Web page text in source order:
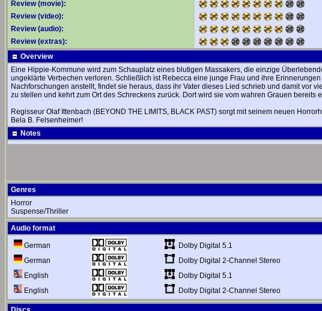
Review (movie):
Review (video):
Review (audio):
Review (extras):
Overview
Eine Hippie-Kommune wird zum Schauplatz eines blutigen Massakers, die einzige
ungeklärte Verbechen verloren. Schließlich ist Rebecca eine junge Frau und ihre
Nachforschungen anstellt, findet sie heraus, dass ihr Vater dieses Lied schrieb und damit vor
zu stellen und kehrt zum Ort des Schreckens zurück. Dort wird sie vom wahren Grauen bereits
Regisseur Olaf Ittenbach (BEYOND THE LIMITS, BLACK PAST) sorgt mit seinem neuen
Bela B. Felsenheimer!
Notes
Genres
Horror
Suspense/Thriller
Audio format
German
Dolby Digital 5.1
German
Dolby Digital 2-Channel Stereo
English
Dolby Digital 5.1
English
Dolby Digital 2-Channel Stereo